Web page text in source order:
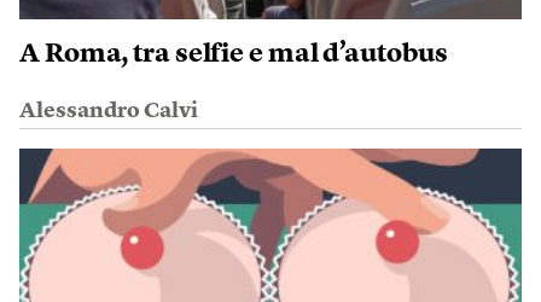
A Roma, tra selfie e mal d’autobus
Alessandro Calvi